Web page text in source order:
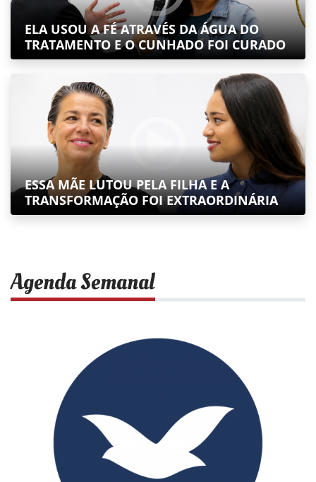
ELA USOU A FÉ ATRAVÉS DA ÁGUA DO
TRATAMENTO E O CUNHADO FOI CURADO
ESSA MÃE LUTOU PELA FILHA E A
TRANSFORMAÇÃO FOI EXTRAORDINÁRIA
Agenda Semanal